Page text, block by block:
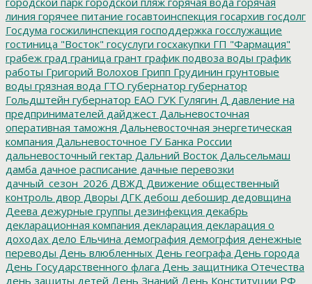
линия горячее питание госавтоинспекция госархив госдолг
Госдума госжилинспекция господдержка госслужащие
гостиница "Восток" госуслуги госхакупки ГП "Фармация"
грабеж град граница грант график подвоза воды график
работы Григорий Волохов Грипп Грудинин грунтовые
воды грязная вода ГТО губернатор губернатор
Гольдштейн губернатор ЕАО ГУК Гулягин Д давление на
предпринимателей дайджест Дальневосточная
оперативная таможня Дальневосточная энергетическая
компания Дальневосточное ГУ Банка России
дальневосточный гектар Дальний Восток Дальсельмаш
дамба дачное расписание дачные перевозки
дачный_сезон_2026 ДВЖД Движение общественный
контроль двор Дворы ДГК дебош дебошир дедовщина
Деева дежурные группы дезинфекция декабрь
декларационная компания декларация декларация о
доходах дело Ельчина демография демогрфия денежные
переводы День влюбленных День географа День города
День Государственного флага День защитника Отечества
день защиты детей День Знаний День Конституции РФ